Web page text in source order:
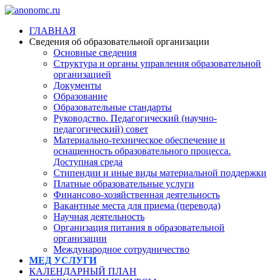
ГЛАВНАЯ
Сведения об образовательной организации
Основные сведения
Структура и органы управления образовательной
организацией
Документы
Образование
Образовательные стандарты
Руководство. Педагогический (научно-
педагогический) совет
Материально-техническое обеспечение и
оснащенность образовательного процесса.
Доступная среда
Стипендии и иные виды материальной поддержки
Платные образовательные услуги
Финансово-хозяйственная деятельность
Вакантные места для приема (перевода)
Научная деятельность
Организация питания в образовательной
организации
Международное сотрудничество
МЕД УСЛУГИ
КАЛЕНДАРНЫЙ ПЛАН